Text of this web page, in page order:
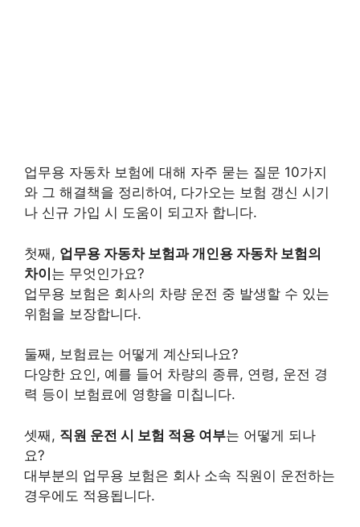
업무용 자동차 보험에 대해 자주 묻는 질문 10가지
와 그 해결책을 정리하여, 다가오는 보험 갱신 시기
나 신규 가입 시 도움이 되고자 합니다.
첫째, 업무용 자동차 보험과 개인용 자동차 보험의
차이는 무엇인가요?
업무용 보험은 회사의 차량 운전 중 발생할 수 있는
위험을 보장합니다.
둘째, 보험료는 어떻게 계산되나요?
다양한 요인, 예를 들어 차량의 종류, 연령, 운전 경
력 등이 보험료에 영향을 미칩니다.
셋째, 직원 운전 시 보험 적용 여부는 어떻게 되나
요?
대부분의 업무용 보험은 회사 소속 직원이 운전하는
경우에도 적용됩니다.